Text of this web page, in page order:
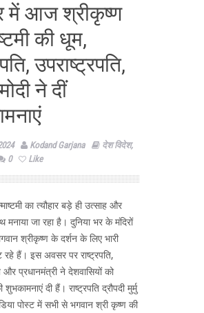
में आज श्रीकृष्ण
की धूम,
उपराष्ट्रपति,
ने दीं
Kodand Garjana देश विदेश,
0 Like
का त्‍यौहार बड़े ही उत्साह और
मनाया जा रहा है। दुनिया भर के मंदिरों
श्रीकृष्ण के दर्शन के लिए भारी
हैं। इस अवसर पर राष्ट्रपति,
और प्रधानमंत्री ने देशवासियों को
शुभकामनाएं दी हैं। राष्‍ट्रपति द्रौपदी मुर्मु
पोस्ट में सभी से भगवान श्री कृष्ण की